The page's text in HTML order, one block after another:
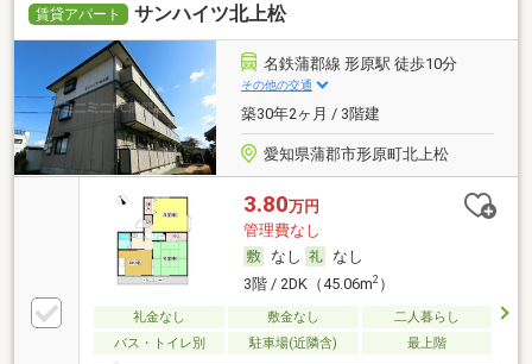
賃貸アパート サンハイツ北上松
名鉄蒲郡線 形原駅 徒歩10分
その他の交通
築30年2ヶ月 / 3階建
愛知県蒲郡市形原町北上松
3.80万円
管理費なし
なし
なし
3階 / 2DK（45.06m2）
礼金なし 敷金なし
二人暮らし
バス・トイレ別
駐車場(近隣含) 最上階